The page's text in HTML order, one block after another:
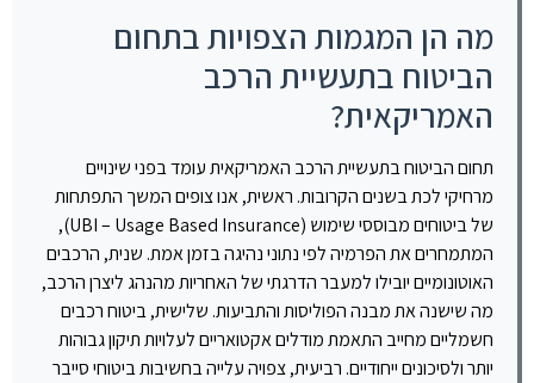
מה הן המגמות הצפויות בתחום
הביטוח בתעשיית הרכב
האמריקאית?
תחום הביטוח בתעשיית הרכב האמריקאית עומד בפני שינויים
מרחיקי לכת בשנים הקרובות. ראשית, אנו צופים המשך התפתחות
של ביטוחים מבוססי שימוש (UBI – Usage Based Insurance),
המתמחרים את הפרמיה לפי נתוני נהיגה בזמן אמת. שנית, הרכבים
האוטונומיים יובילו למעבר הדרגתי של האחריות מהנהג ליצרן הרכב,
מה שישנה את מבנה הפוליסות והתביעות. שלישית, ביטוח רכבים
חשמליים מחייב התאמת מודלים אקטואריים לעלויות תיקון גבוהות
יותר ולסיכונים ייחודיים. רביעית, צפויה עלייה בחשיבות ביטוחי סייבר